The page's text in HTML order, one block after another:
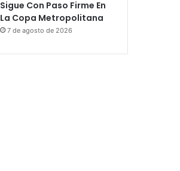
Sigue Con Paso Firme En
La Copa Metropolitana
7 de agosto de 2026